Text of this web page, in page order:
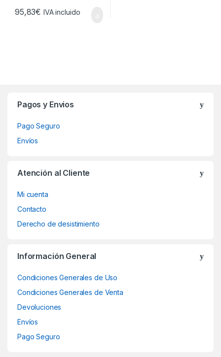
95,83€ IVA incluido
Pagos y Envios
Pago Seguro
Envíos
Atención al Cliente
Mi cuenta
Contacto
Derecho de desistimiento
Información General
Condiciones Generales de Uso
Condiciones Generales de Venta
Devoluciones
Envíos
Pago Seguro